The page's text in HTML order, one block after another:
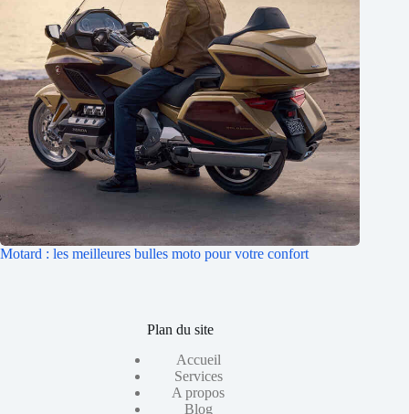
Motard : les meilleures bulles moto pour votre confort
Plan du site
Accueil
Services
A propos
Blog